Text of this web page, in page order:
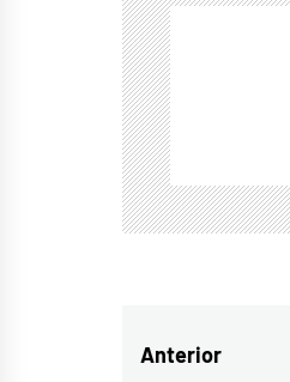
Navegación
Anterior